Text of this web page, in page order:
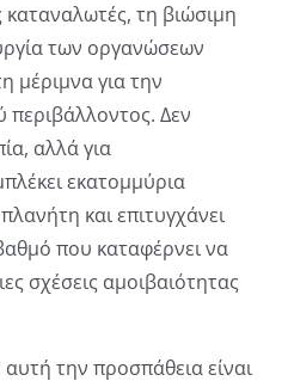
τη βιώσιμη
των οργανώσεων
μέριμνα για την
Δεν
αλλά για
εκατομμύρια
και επιτυγχάνει
που καταφέρνει να
σχέσεις αμοιβαιότητας
την προσπάθεια είναι